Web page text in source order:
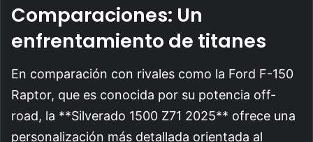
Comparaciones: Un
enfrentamiento de titanes
En comparación con rivales como la Ford F-150
Raptor, que es conocida por su potencia off-
road, la **Silverado 1500 Z71 2025** ofrece una
personalización más detallada orientada al